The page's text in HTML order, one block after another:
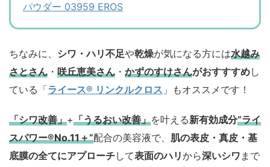
パウダー 03959 EROS
ちなみに、 シワ・ハリ不足や乾燥が気になる方には水越み
さとさん ・ 咲丘恵美さん ・ かずのすけさんがおすすすめし
ている「ライース® リンクルクロス 」もオススメです！
「シワ改善」+「うるおい改善」を叶える新有効成分”ライ
スパワー®No.11＋”配合の美容液で、 肌の表皮・真皮・基
底膜の全てにアプローチして表面のハリから深いシワ まで